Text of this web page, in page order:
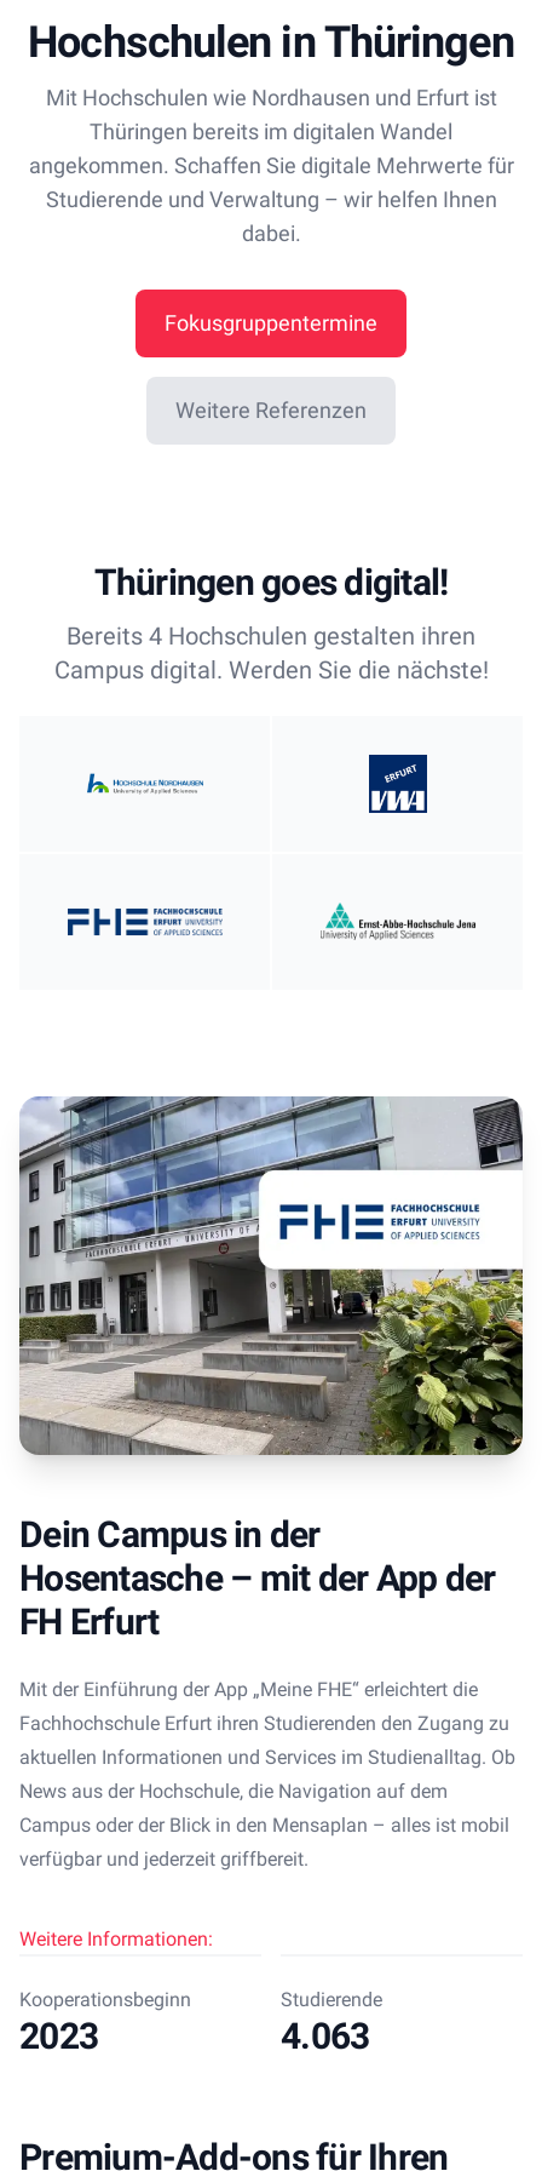
Hochschulen in Thüringen
Mit Hochschulen wie Nordhausen und Erfurt ist
Thüringen bereits im digitalen Wandel
angekommen. Schaffen Sie digitale Mehrwerte für
Studierende und Verwaltung – wir helfen Ihnen
dabei.
Fokusgruppentermine
Weitere Referenzen
Thüringen goes digital!
Bereits 4 Hochschulen gestalten ihren
Campus digital. Werden Sie die nächste!
Dein Campus in der
Hosentasche – mit der App der
FH Erfurt
Mit der Einführung der App „Meine FHE“ erleichtert die
Fachhochschule Erfurt ihren Studierenden den Zugang zu
aktuellen Informationen und Services im Studienalltag. Ob
News aus der Hochschule, die Navigation auf dem
Campus oder der Blick in den Mensaplan – alles ist mobil
verfügbar und jederzeit griffbereit.
Weitere Informationen:
Kooperationsbeginn
2023
Studierende
4.063
Premium-Add-ons für Ihren